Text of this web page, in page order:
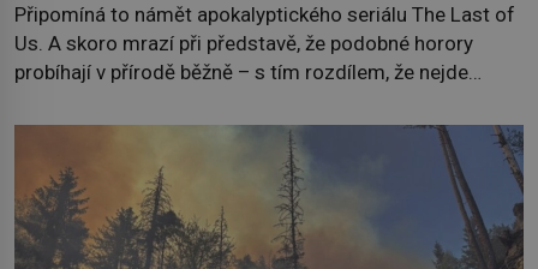
Připomíná to námět apokalyptického seriálu The Last of
Us. A skoro mrazí při představě, že podobné horory
probíhají v přírodě běžně – s tím rozdílem, že nejde
dokáže ovládat jen vývojově nesrovnatelně jednodušší
živočichy, než je člověk. Najít skutečné zombie není nic
nemožného ani v naší přírodě. […]